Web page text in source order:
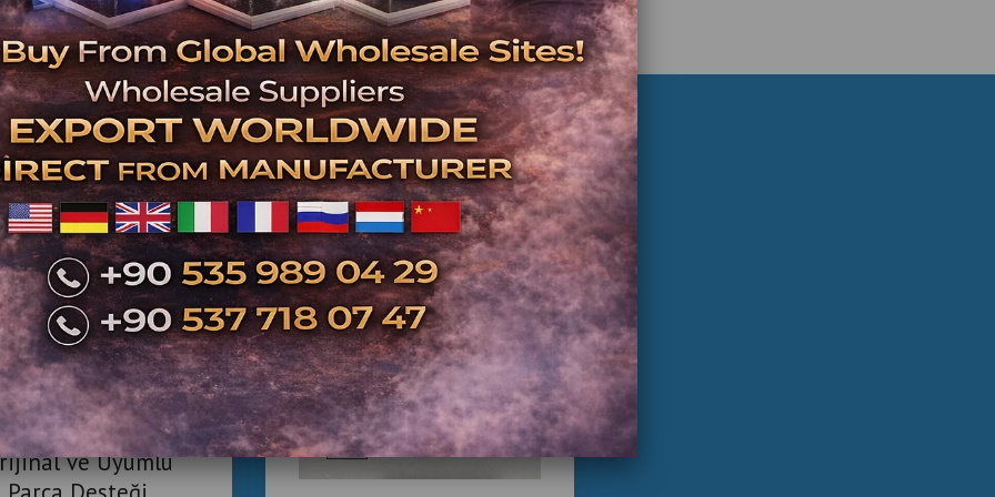
Etiket : langırt ana kartı, langırt devresi, langırt makinesi ana kartı, langırt masası ana kartı
İlgili Ürünler
Yedek Parça |
ve Uyumlu